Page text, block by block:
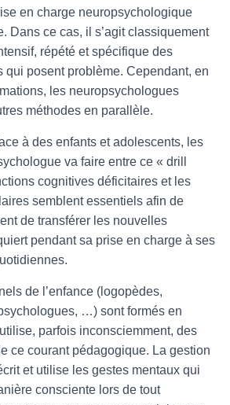
en charge neuropsychologique
Dans ce cas, il s’agit classiquement
répété et spécifique des
qui posent problème. Cependant, en
les neuropsychologues
méthodes en parallèle.
à des enfants et adolescents, les
va faire entre ce « drill
cognitives déficitaires et les
semblent essentiels afin de
de transférer les nouvelles
pendant sa prise en charge à ses
de l’enfance (logopèdes,
…) sont formés en
parfois inconsciemment, des
ce courant pédagogique. La gestion
et utilise les gestes mentaux qui
consciente lors de tout